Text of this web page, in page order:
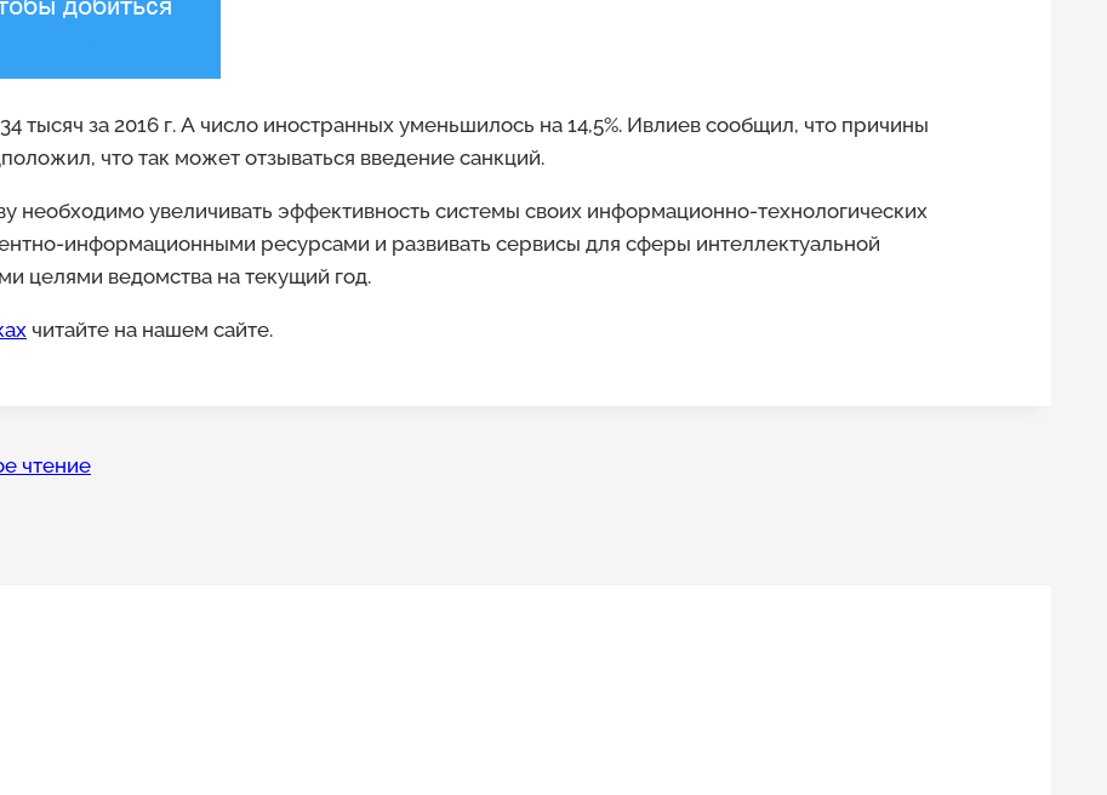
тысяч за 2016 г. А число иностранных уменьшилось на 14,5%. Ивлиев сообщил, что причины
что так может отзываться введение санкций.
необходимо увеличивать эффективность системы своих информационно-технологических
информационными ресурсами и развивать сервисы для сферы интеллектуальной
целями ведомства на текущий год.
читайте на нашем сайте.
чтение